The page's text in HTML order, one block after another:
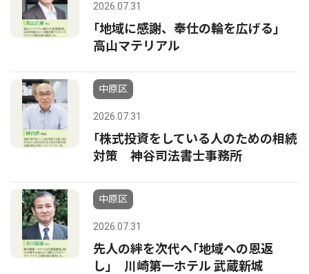
2026.07.31
｢地域に感謝、奉仕の輪を広げる｣
高山マテリアル
中原区
2026.07.31
｢株式投資をしている人のための相続
対策 神谷司法書士事務所
中原区
2026.07.31
先人の絆を次代へ｢地域への恩返
し｣ 川崎第一ホテル 武蔵新城